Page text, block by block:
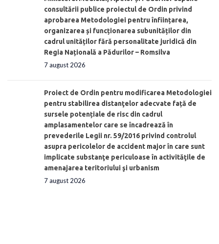
consultării publice proiectul de Ordin privind
aprobarea Metodologiei pentru înființarea,
organizarea și funcționarea subunităților din
cadrul unităților fără personalitate juridică din
Regia Națională a Pădurilor – Romsilva
7 august 2026
Proiect de Ordin pentru modificarea Metodologiei
pentru stabilirea distanţelor adecvate față de
sursele potențiale de risc din cadrul
amplasamentelor care se încadrează în
prevederile Legii nr. 59/2016 privind controlul
asupra pericolelor de accident major în care sunt
implicate substanţe periculoase în activităţile de
amenajarea teritoriului şi urbanism
7 august 2026